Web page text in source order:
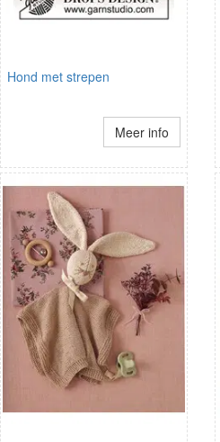
Hond met strepen
Meer info